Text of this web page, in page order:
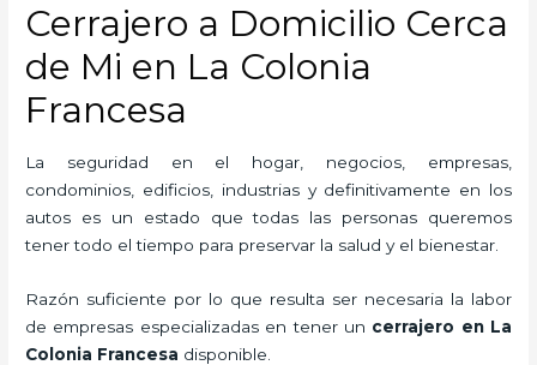
Cerrajero a Domicilio Cerca
de Mi en La Colonia
Francesa
La seguridad en el hogar, negocios, empresas,
condominios, edificios, industrias y definitivamente en los
autos es un estado que todas las personas queremos
tener todo el tiempo para preservar la salud y el bienestar.
Razón suficiente por lo que resulta ser necesaria la labor
de empresas especializadas en tener un cerrajero en La
Colonia Francesa disponible.